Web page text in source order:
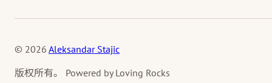
© 2026 Aleksandar Stajic
版权所有。 Powered by Loving Rocks